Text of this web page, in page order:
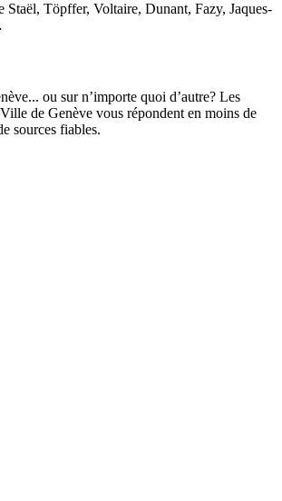
Staël, Töpffer, Voltaire, Dunant, Fazy, Jaques-
ou sur n’importe quoi d’autre? Les
de Genève vous répondent en moins de
sources fiables.